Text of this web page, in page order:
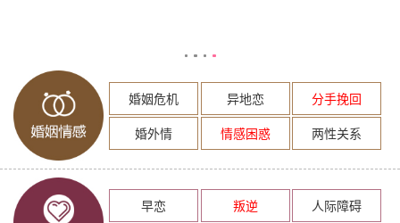
婚姻危机 异地恋
分手挽回
婚外情
情感困惑 两性关系
早恋 叛逆
人际障碍